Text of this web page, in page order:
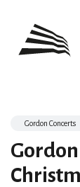
Gordon Concerts
Gordon